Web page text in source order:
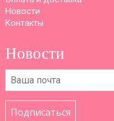
Новости
Контакты
Новости
Подписаться